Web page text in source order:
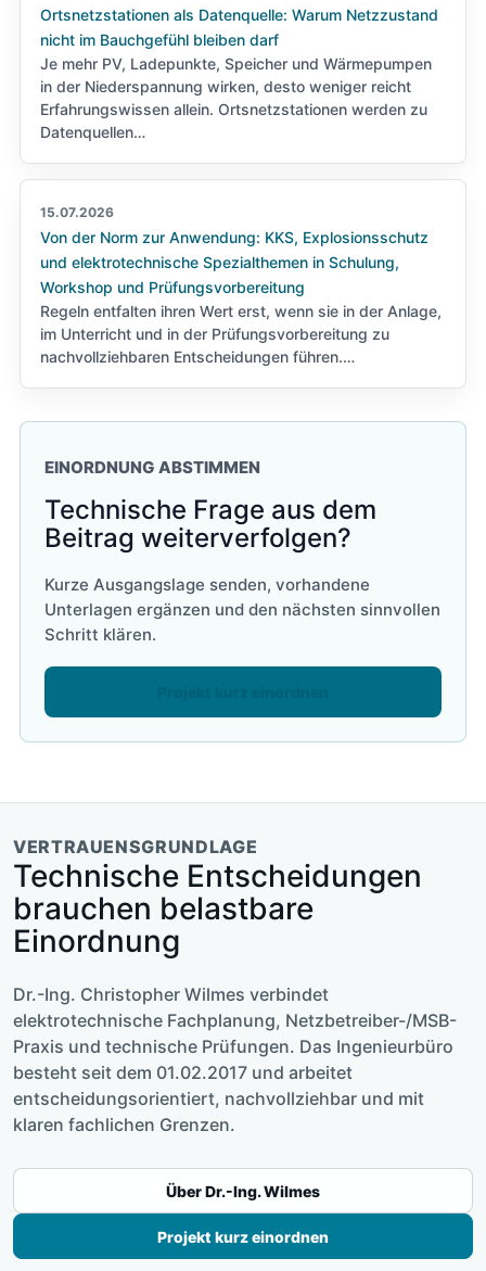
Ortsnetzstationen als Datenquelle: Warum Netzzustand
nicht im Bauchgefühl bleiben darf
Je mehr PV, Ladepunkte, Speicher und Wärmepumpen
in der Niederspannung wirken, desto weniger reicht
Erfahrungswissen allein. Ortsnetzstationen werden zu
Datenquellen…
15.07.2026
Von der Norm zur Anwendung: KKS, Explosionsschutz
und elektrotechnische Spezialthemen in Schulung,
Workshop und Prüfungsvorbereitung
Regeln entfalten ihren Wert erst, wenn sie in der Anlage,
im Unterricht und in der Prüfungsvorbereitung zu
nachvollziehbaren Entscheidungen führen.…
EINORDNUNG ABSTIMMEN
Technische Frage aus dem
Beitrag weiterverfolgen?
Kurze Ausgangslage senden, vorhandene
Unterlagen ergänzen und den nächsten sinnvollen
Schritt klären.
VERTRAUENSGRUNDLAGE
Technische Entscheidungen
brauchen belastbare
Einordnung
Dr.-Ing. Christopher Wilmes verbindet
elektrotechnische Fachplanung, Netzbetreiber-/MSB-
Praxis und technische Prüfungen. Das Ingenieurbüro
besteht seit dem 01.02.2017 und arbeitet
entscheidungsorientiert, nachvollziehbar und mit
klaren fachlichen Grenzen.
Über Dr.-Ing. Wilmes
Projekt kurz einordnen